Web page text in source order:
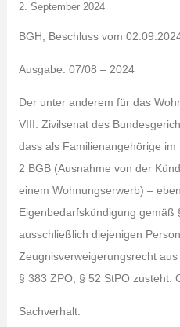
2. September 2024
BGH, Beschluss vom
Ausgabe: 07/08 – 2024
Der unter anderem für das
VIII. Zivilsenat des
dass als Familienangehörige
2 BGB (Ausnahme von der
einem Wohnungserwerb) –
Eigenbedarfskündigung gemäß
ausschließlich diejenigen
Zeugnisverweigerungsrecht
§ 383 ZPO, § 52 StPO zusteht.
Sachverhalt: